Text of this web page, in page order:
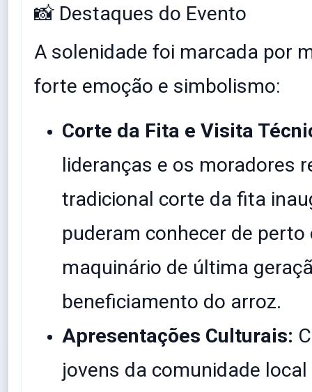
​📸 Destaques do Evento
​A solenidade foi marcada por
forte emoção e simbolismo:
Corte da Fita e Visita
lideranças e os moradores
tradicional corte da fita
puderam conhecer de perto
maquinário de última
beneficiamento do arroz.
Apresentações Culturais:
jovens da comunidade local